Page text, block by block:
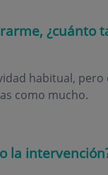
habitual,
como mucho.
la